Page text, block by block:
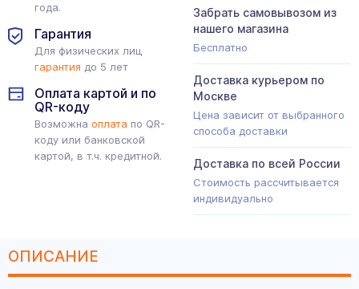
года.
Гарантия
Для физических лиц
гарантия до 5 лет
Оплата картой и по
QR-коду
Возможна оплата по QR-
коду или банковской
картой, в т.ч. кредитной.
Забрать самовывозом из
нашего магазина
Бесплатно
Доставка курьером по
Москве
Цена зависит от выбранного
способа доставки
Доставка по всей России
Стоимость рассчитывается
индивидуально
ОПИСАНИЕ